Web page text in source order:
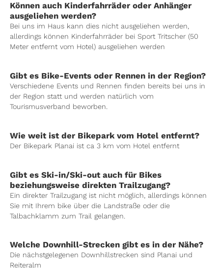
Können auch Kinderfahrräder oder Anhänger
ausgeliehen werden?
Bei uns im Haus kann dies nicht ausgeliehen werden,
allerdings können Kinderfahrräder bei Sport Tritscher (50
Meter entfernt vom Hotel) ausgeliehen werden
Gibt es Bike-Events oder Rennen in der Region?
Verschiedene Events und Rennen finden bereits bei uns in
der Region statt und werden natürlich vom
Tourismusverband beworben.
Wie weit ist der Bikepark vom Hotel entfernt?
Der Bikepark Planai ist ca 3 km vom Hotel entfernt
Gibt es Ski-in/Ski-out auch für Bikes
beziehungsweise direkten Trailzugang?
Ein direkter Trailzugang ist nicht möglich, allerdings können
Sie mit Ihrem bike über die Landstraße oder die
Talbachklamm zum Trail gelangen.
Welche Downhill-Strecken gibt es in der Nähe?
Die nächstgelegenen Downhillstrecken sind Planai und
Reiteralm